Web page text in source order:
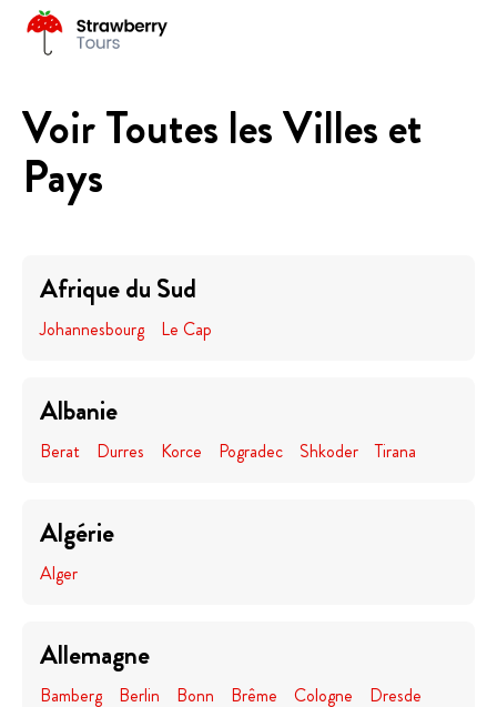
Voir Toutes les Villes et
Pays
Afrique du Sud
Johannesbourg Le Cap
Albanie
Berat Durres Korce Pogradec Shkoder Tirana
Algérie
Alger
Allemagne
Bamberg Berlin Bonn Brême Cologne Dresde